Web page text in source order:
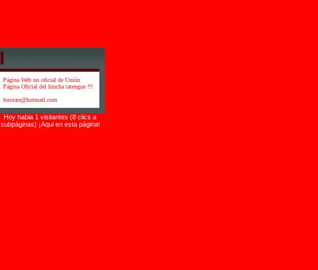
Página Web no oficial de Unión
Página Oficial del hincha tatengue !!!
forotate@hotmail.com
Hoy habia 1 visitantes (8 clics a
subpáginas) ¡Aqui en esta página!